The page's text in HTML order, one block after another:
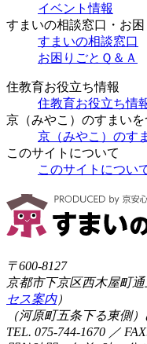
イベント情報
すまいの相談窓口・お
すまいの相談窓口
お困りごとＱ＆Ａ
住教育お役立ち情報
住教育お役立ち情
京（みやこ）のすまい
京（みやこ）のす
このサイトについて
このサイトについ
〒600-8127
京都市下京区西木屋町
セス案内）
（河原町五条下る東
TEL. 075-744-1670 ／